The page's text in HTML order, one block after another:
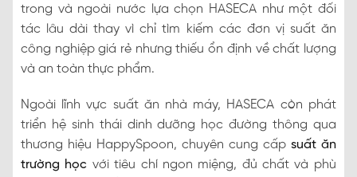
trong và ngoài nước lựa chọn HASECA như một đối
tác lâu dài thay vì chỉ tìm kiếm các đơn vị suất ăn
công nghiệp giá rẻ nhưng thiếu ổn định về chất lượng
và an toàn thực phẩm.
Ngoài lĩnh vực suất ăn nhà máy, HASECA còn phát
triển hệ sinh thái dinh dưỡng học đường thông qua
thương hiệu HappySpoon, chuyên cung cấp suất ăn
trường học với tiêu chí ngon miệng, đủ chất và phù